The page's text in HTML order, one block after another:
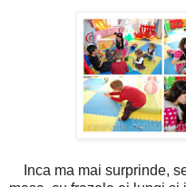
Inca ma mai surprinde,